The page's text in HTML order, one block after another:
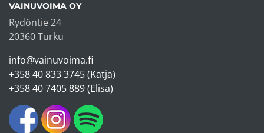
VAINUVOIMA OY
Rydöntie 24
20360 Turku
info@vainuvoima.fi
+358 40 833 3745 (Katja)
+358 40 7405 889 (Elisa)